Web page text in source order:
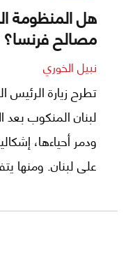
هل المنظومة
مصالح فرنسا؟
نبيل الخوري
تطرح زيارة الرئيس
لبنان المنكوب بعد
ودمر أحياءها،
على لبنان. ومنها
والاستراتيجية؟